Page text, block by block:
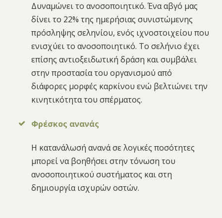
Δυναμώνει το ανοσοποιητικό. Ένα αβγό μας
δίνει το 22% της ημερήσιας συνιστώμενης
πρόσληψης σεληνίου, ενός ιχνοστοιχείου που
ενισχύει το ανοσοποιητικό. Το σελήνιο έχει
επίσης αντιοξειδωτική δράση και συμβάλει
στην προστασία του οργανισμού από
διάφορες μορφές καρκίνου ενώ βελτιώνει την
κινητικότητα του σπέρματος.
Φρέσκος ανανάς
Η κατανάλωσή ανανά σε λογικές ποσότητες
μπορεί να βοηθήσει στην τόνωση του
ανοσοποιητικού συστήματος και στη
δημιουργία ισχυρών οστών.